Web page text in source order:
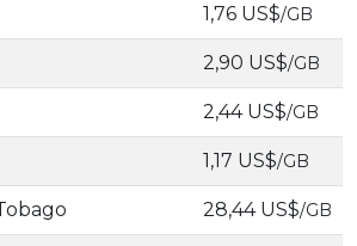
1,76 US$/GB
2,90 US$/GB
2,44 US$/GB
1,17 US$/GB
28,44 US$/GB